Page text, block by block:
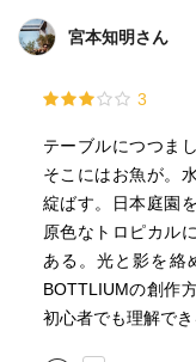
宮本知明さん
3
テーブルにつつま
そこにはお魚が。
綻ばす。日本庭園
原色なトロピカル
ある。光と影を絡
BOTTLIUMの創作
初心者でも理解で